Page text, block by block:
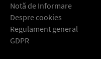
Notă de Informare
Despre cookies
Regulament general
GDPR